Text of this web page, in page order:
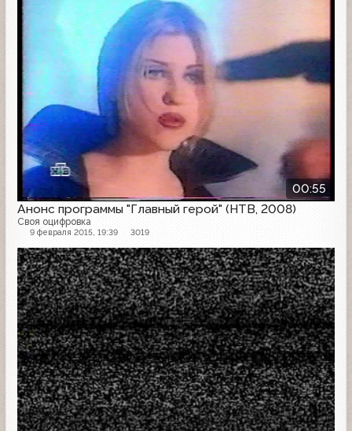
00:55
Анонс программы "Главный герой" (НТВ, 2008)
Своя оцифровка
9 февраля 2015, 19:39 3019
Анонс